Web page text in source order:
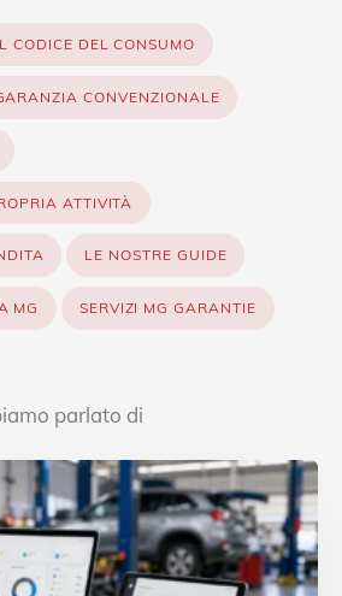
CODICE DEL CONSUMO
CONVENZIONALE
ATTIVITÀ
LE NOSTRE GUIDE
MG SERVIZI MG GARANTIE
parlato di